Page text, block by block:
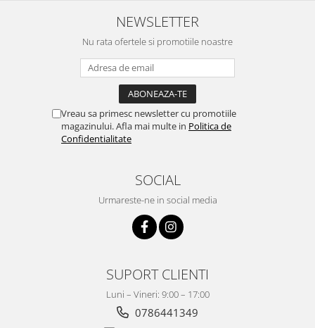
NEWSLETTER
Nu rata ofertele si promotiile noastre
Vreau sa primesc newsletter cu promotiile
magazinului. Afla mai multe in Politica de
Confidentialitate
SOCIAL
Urmareste-ne in social media
SUPORT CLIENTI
Luni – Vineri: 9:00 – 17:00
0786441349